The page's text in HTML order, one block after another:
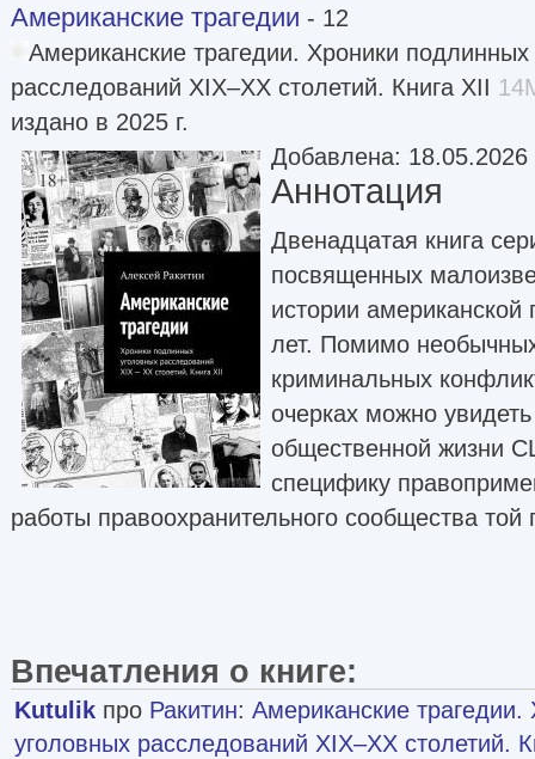
Американские трагедии - 12
Американские трагедии. Хроники подлинных
расследований XIX–XX столетий. Книга XII
издано в 2025 г.
Добавлена: 18.05.2026
Аннотация
Двенадцатая книга
посвященных
истории американской
лет. Помимо
криминальных
очерках можно
общественной жизни
специфику
работы правоохранительного сообщества той
Впечатления о книге:
Kutulik про Ракитин: Американские
уголовных расследований XIX–XX столетий.